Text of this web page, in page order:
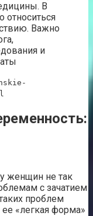
В
относиться
Важно
и
женщин не так
с зачатием
проблем
ее «легкая форма»